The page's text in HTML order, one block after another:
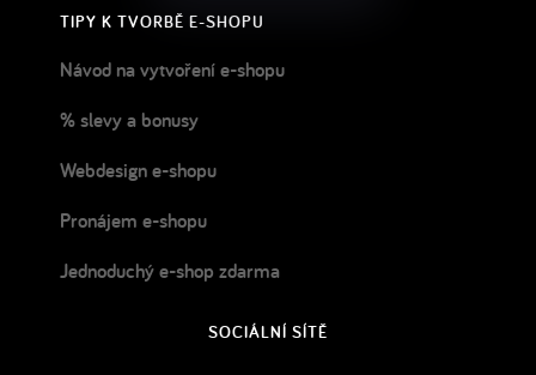
TIPY K TVORBĚ E-SHOPU
Návod na vytvoření e-shopu
% slevy a bonusy
Webdesign e-shopu
Pronájem e-shopu
Jednoduchý e-shop zdarma
SOCIÁLNÍ SÍTĚ